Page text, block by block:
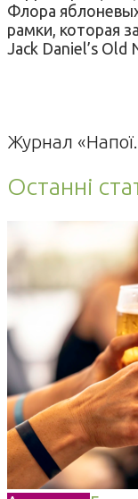
Флора
рамки, которая
Jack Daniel’s Old
Журнал «Напої.
Останні